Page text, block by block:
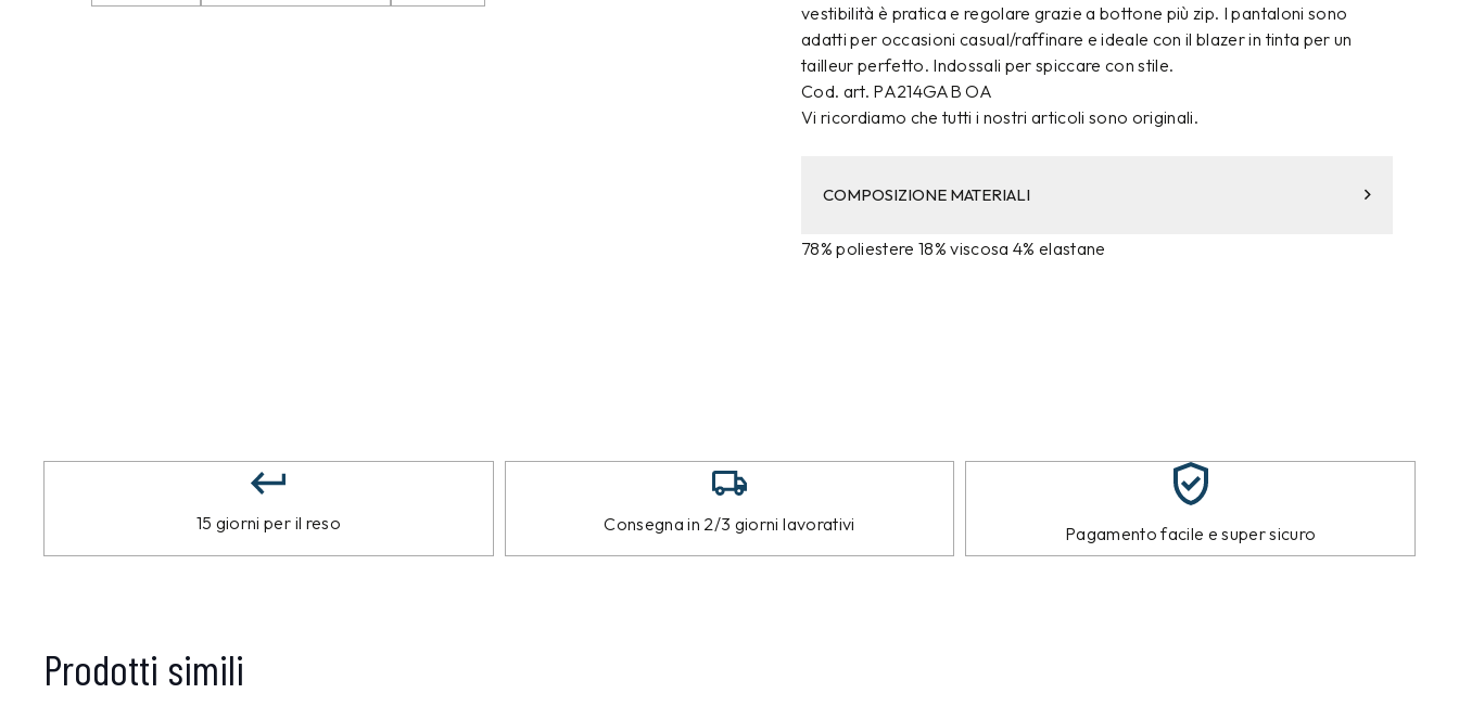
vestibilità è pratica e regolare grazie a bottone più zip. I pantaloni sono
adatti per occasioni casual/raffinare e ideale con il blazer in tinta per un
tailleur perfetto. Indossali per spiccare con stile.
Cod. art. PA214GAB OA
Vi ricordiamo che tutti i nostri articoli sono originali.
COMPOSIZIONE MATERIALI
78% poliestere 18% viscosa 4% elastane
15 giorni per il reso Consegna in 2/3 giorni lavorativi Pagamento facile e super sicuro
Prodotti simili